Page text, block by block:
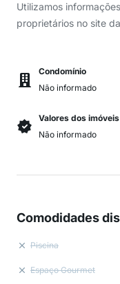
Utilizamos
proprietários no site
Condomínio
Não informado
Valores dos imóveis
Não informado
Comodidades
Piscina
Espaço Gourmet